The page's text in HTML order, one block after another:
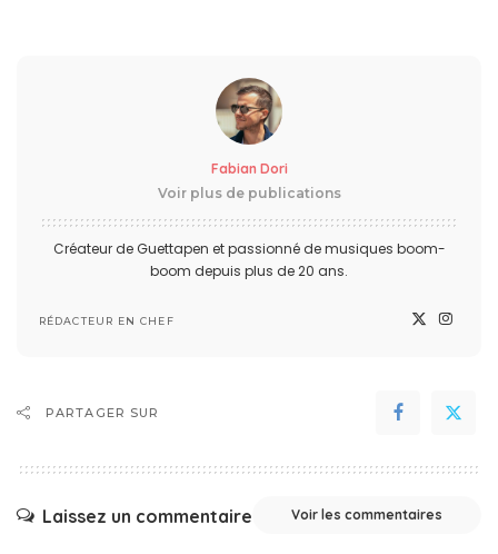
Fabian Dori
Voir plus de publications
Créateur de Guettapen et passionné de musiques boom-
boom depuis plus de 20 ans.
RÉDACTEUR EN CHEF
PARTAGER SUR
Laissez un commentaire Voir les commentaires